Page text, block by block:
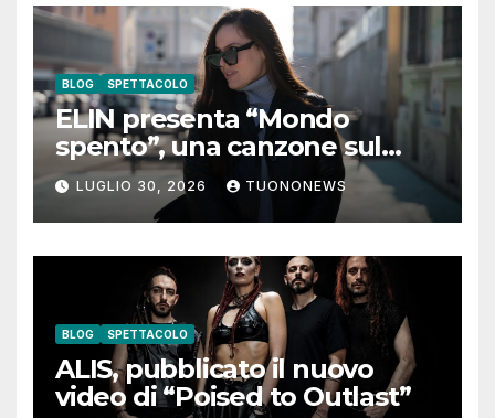
BLOG SPETTACOLO
ELIN presenta “Mondo
spento”, una canzone sul
coraggio di lasciare andare i
pensieri negativi
LUGLIO 30, 2026 TUONONEWS
BLOG SPETTACOLO
ALIS, pubblicato il nuovo
video di “Poised to Outlast”